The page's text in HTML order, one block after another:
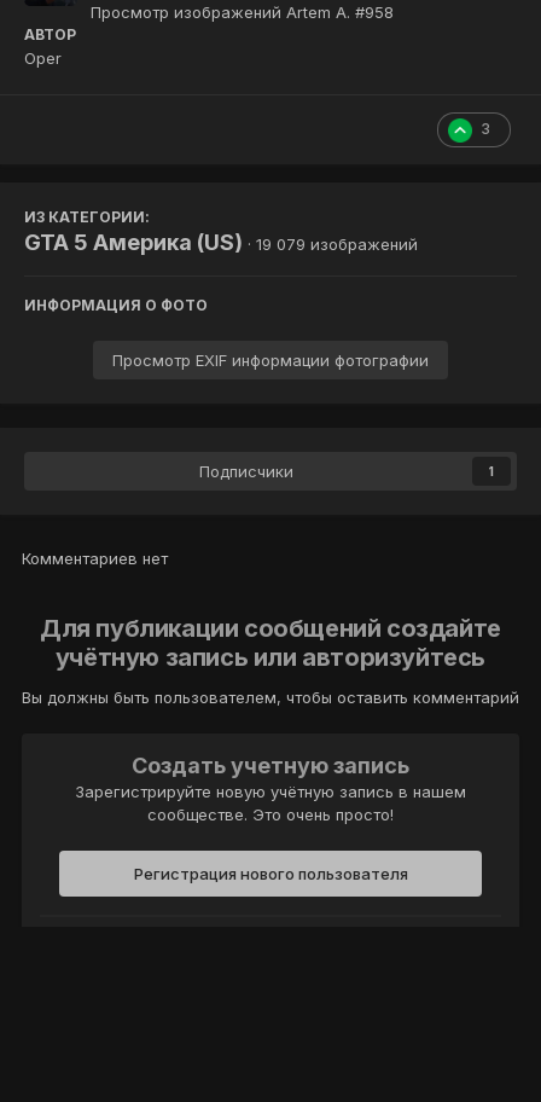
Просмотр изображений Artem A. #958
АВТОР
Oper
3
ИЗ КАТЕГОРИИ:
GTA 5 Америка (US) · 19 079 изображений
ИНФОРМАЦИЯ О ФОТО
Просмотр EXIF информации фотографии
Подписчики 1
Комментариев нет
Для публикации сообщений создайте
учётную запись или авторизуйтесь
Вы должны быть пользователем, чтобы оставить комментарий
Создать учетную запись
Зарегистрируйте новую учётную запись в нашем
сообществе. Это очень просто!
Регистрация нового пользователя